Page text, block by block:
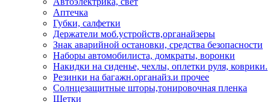
Аптечка
Губки, салфетки
Держатели моб.устройств,органайзеры
Знак аварийной остановки, средства безопасности
Наборы автомобилиста, домкраты, воронки
Накидки на сиденье, чехлы, оплетки руля, коврики.
Резинки на багажн.органайз.и прочее
Солнцезащитные шторы,тонировочная пленка
Щетки